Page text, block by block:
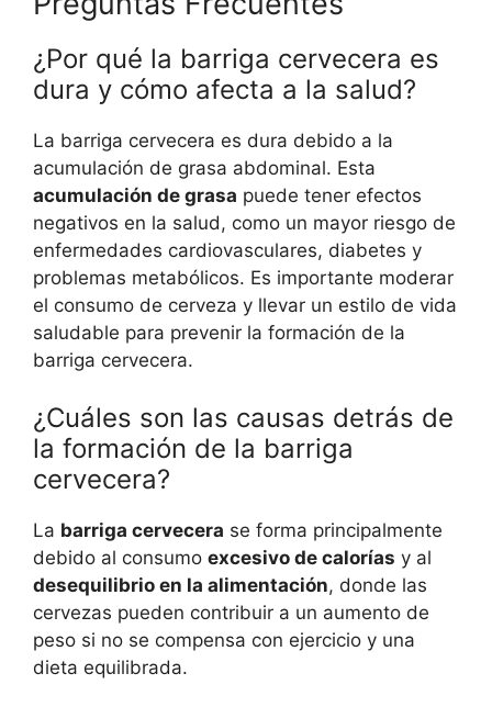
¿Por qué la barriga cervecera es
dura y cómo afecta a la salud?
La barriga cervecera es dura debido a la
acumulación de grasa abdominal. Esta
acumulación de grasa puede tener efectos
negativos en la salud, como un mayor riesgo de
enfermedades cardiovasculares, diabetes y
problemas metabólicos. Es importante moderar
el consumo de cerveza y llevar un estilo de vida
saludable para prevenir la formación de la
barriga cervecera.
¿Cuáles son las causas detrás de
la formación de la barriga
cervecera?
La barriga cervecera se forma principalmente
debido al consumo excesivo de calorías y al
desequilibrio en la alimentación, donde las
cervezas pueden contribuir a un aumento de
peso si no se compensa con ejercicio y una
dieta equilibrada.